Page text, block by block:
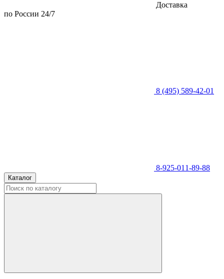
Доставка
по России 24/7
8 (495) 589-42-01
8-925-011-89-88
Каталог